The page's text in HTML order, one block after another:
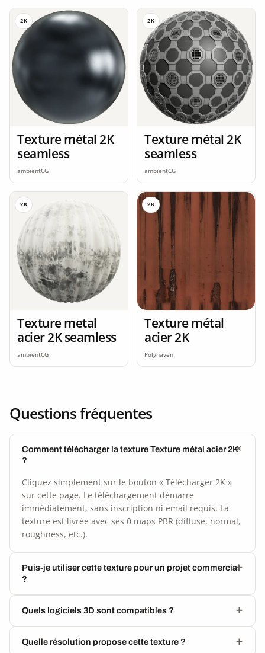
2K
Texture métal 2K
seamless
ambientCG
2K
Texture métal 2K
seamless
ambientCG
2K
Texture metal
acier 2K seamless
ambientCG
2K
Texture métal
acier 2K
Polyhaven
Questions fréquentes
Comment télécharger la texture Texture métal acier 2K
?
Cliquez simplement sur le bouton « Télécharger 2K »
sur cette page. Le téléchargement démarre
immédiatement, sans inscription ni email requis. La
texture est livrée avec ses 0 maps PBR (diffuse, normal,
roughness, etc.).
Puis-je utiliser cette texture pour un projet commercial
?
Quels logiciels 3D sont compatibles ?
Quelle résolution propose cette texture ?